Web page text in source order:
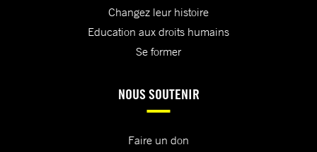
Changez leur histoire
Education aux droits humains
Se former
NOUS SOUTENIR
Faire un don